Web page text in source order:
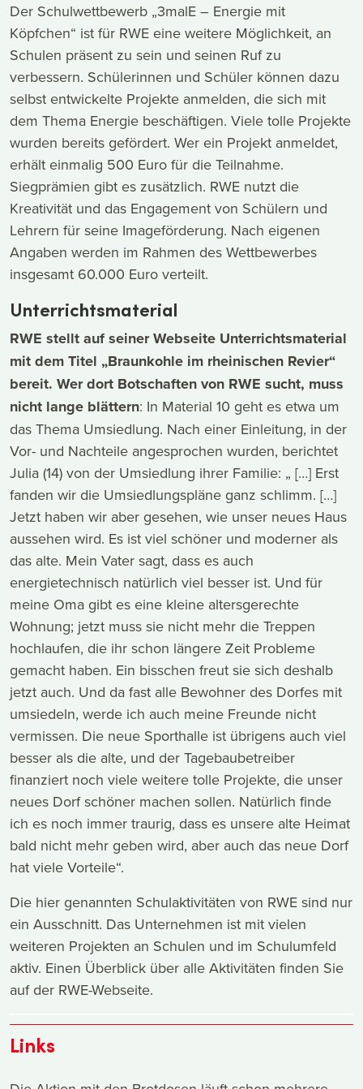
Der Schulwettbewerb „3malE – Energie mit
Köpfchen“ ist für RWE eine weitere Möglichkeit, an
Schulen präsent zu sein und seinen Ruf zu
verbessern. Schülerinnen und Schüler können dazu
selbst entwickelte Projekte anmelden, die sich mit
dem Thema Energie beschäftigen. Viele tolle Projekte
wurden bereits gefördert. Wer ein Projekt anmeldet,
erhält einmalig 500 Euro für die Teilnahme.
Siegprämien gibt es zusätzlich. RWE nutzt die
Kreativität und das Engagement von Schülern und
Lehrern für seine Imageförderung. Nach eigenen
Angaben werden im Rahmen des Wettbewerbes
insgesamt 60.000 Euro verteilt.
Unterrichtsmaterial
RWE stellt auf seiner Webseite Unterrichtsmaterial
mit dem Titel „Braunkohle im rheinischen Revier“
bereit. Wer dort Botschaften von RWE sucht, muss
nicht lange blättern: In Material 10 geht es etwa um
das Thema Umsiedlung. Nach einer Einleitung, in der
Vor- und Nachteile angesprochen wurden, berichtet
Julia (14) von der Umsiedlung ihrer Familie: „ […] Erst
fanden wir die Umsiedlungspläne ganz schlimm. […]
Jetzt haben wir aber gesehen, wie unser neues Haus
aussehen wird. Es ist viel schöner und moderner als
das alte. Mein Vater sagt, dass es auch
energietechnisch natürlich viel besser ist. Und für
meine Oma gibt es eine kleine altersgerechte
Wohnung; jetzt muss sie nicht mehr die Treppen
hochlaufen, die ihr schon längere Zeit Probleme
gemacht haben. Ein bisschen freut sie sich deshalb
jetzt auch. Und da fast alle Bewohner des Dorfes mit
umsiedeln, werde ich auch meine Freunde nicht
vermissen. Die neue Sporthalle ist übrigens auch viel
besser als die alte, und der Tagebaubetreiber
finanziert noch viele weitere tolle Projekte, die unser
neues Dorf schöner machen sollen. Natürlich finde
ich es noch immer traurig, dass es unsere alte Heimat
bald nicht mehr geben wird, aber auch das neue Dorf
hat viele Vorteile“.
Die hier genannten Schulaktivitäten von RWE sind nur
ein Ausschnitt. Das Unternehmen ist mit vielen
weiteren Projekten an Schulen und im Schulumfeld
aktiv. Einen Überblick über alle Aktivitäten finden Sie
auf der RWE-Webseite.
Links